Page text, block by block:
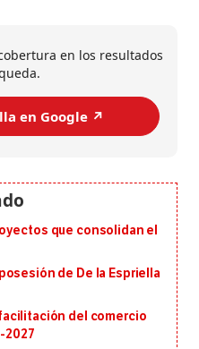
en los resultados
en Google ↗️
que consolidan el
de De la Espriella
del comercio
2027